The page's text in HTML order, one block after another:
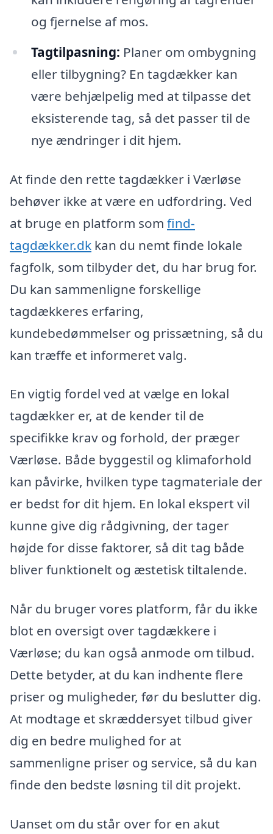
og fjernelse af mos.
Tagtilpasning: Planer om ombygning
eller tilbygning? En tagdækker kan
være behjælpelig med at tilpasse det
eksisterende tag, så det passer til de
nye ændringer i dit hjem.
At finde den rette tagdækker i Værløse
behøver ikke at være en udfordring. Ved
at bruge en platform som find-
tagdækker.dk kan du nemt finde lokale
fagfolk, som tilbyder det, du har brug for.
Du kan sammenligne forskellige
tagdækkeres erfaring,
kundebedømmelser og prissætning, så du
kan træffe et informeret valg.
En vigtig fordel ved at vælge en lokal
tagdækker er, at de kender til de
specifikke krav og forhold, der præger
Værløse. Både byggestil og klimaforhold
kan påvirke, hvilken type tagmateriale der
er bedst for dit hjem. En lokal ekspert vil
kunne give dig rådgivning, der tager
højde for disse faktorer, så dit tag både
bliver funktionelt og æstetisk tiltalende.
Når du bruger vores platform, får du ikke
blot en oversigt over tagdækkere i
Værløse; du kan også anmode om tilbud.
Dette betyder, at du kan indhente flere
priser og muligheder, før du beslutter dig.
At modtage et skræddersyet tilbud giver
dig en bedre mulighed for at
sammenligne priser og service, så du kan
finde den bedste løsning til dit projekt.
Uanset om du står over for en akut